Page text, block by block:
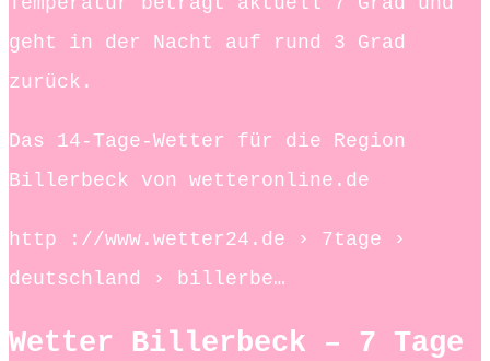
geht in der Nacht auf rund 3 Grad
zurück.
Das 14-Tage-Wetter für die Region
Billerbeck von wetteronline.de
http ://www.wetter24.de › 7tage ›
deutschland › billerbe…
Wetter Billerbeck – 7 Tage